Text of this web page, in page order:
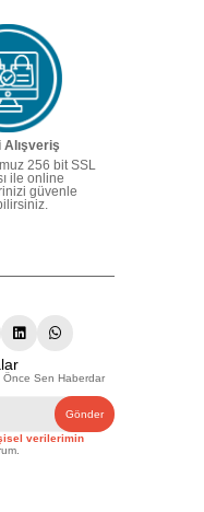
Alışveriş
256 bit SSL
ile online
güvenle
Önce Sen Haberdar
Gönder
verilerimin